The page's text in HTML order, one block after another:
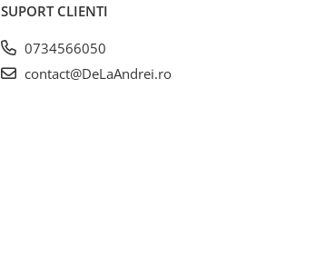
SUPORT CLIENTI
0734566050
contact@DeLaAndrei.ro